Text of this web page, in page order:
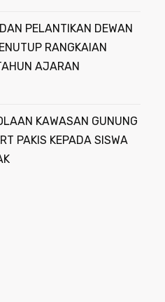
PELANTIKAN DEWAN
RANGKAIAN
AJARAN
KAWASAN GUNUNG
PAKIS KEPADA SISWA